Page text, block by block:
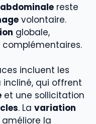
reste
volontaire.
globale,
complémentaires.
incluent les
incliné, qui offrent
et une sollicitation
. La variation
la